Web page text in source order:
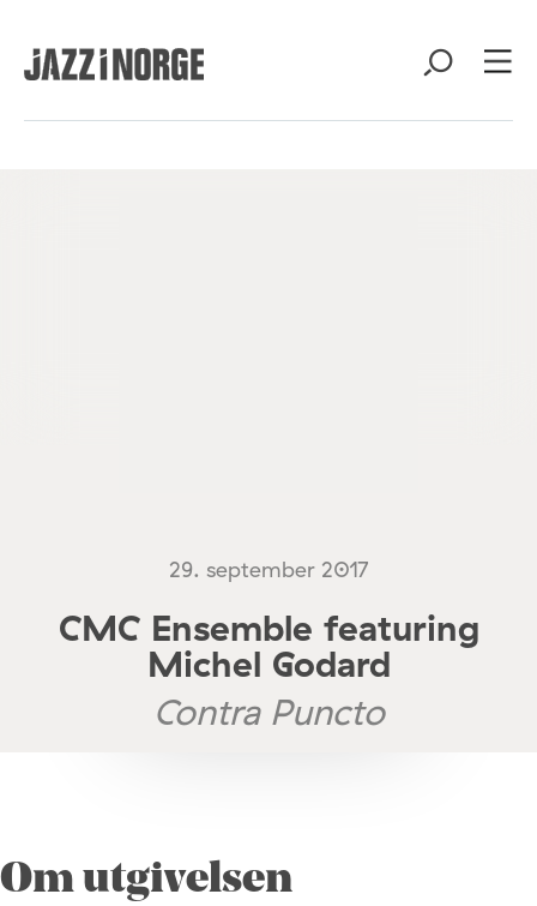
29. september 2017
CMC Ensemble featuring
Michel Godard
Contra Puncto
Om utgivelsen